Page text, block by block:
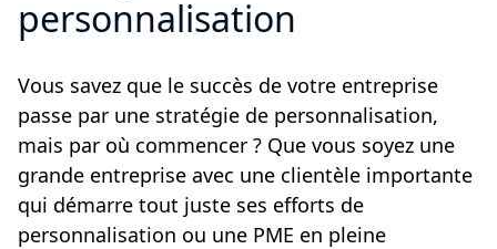
personnalisation
Vous savez que le succès de votre entreprise
passe par une stratégie de personnalisation,
mais par où commencer ? Que vous soyez une
grande entreprise avec une clientèle importante
qui démarre tout juste ses efforts de
personnalisation ou une PME en pleine